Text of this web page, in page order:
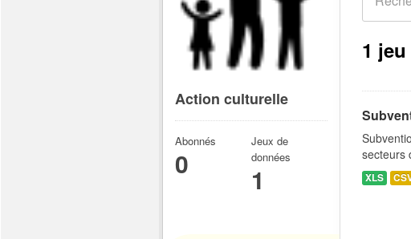
1
secteurs
XLS
Action culturelle
Abonnés
0
Jeux de
données
1